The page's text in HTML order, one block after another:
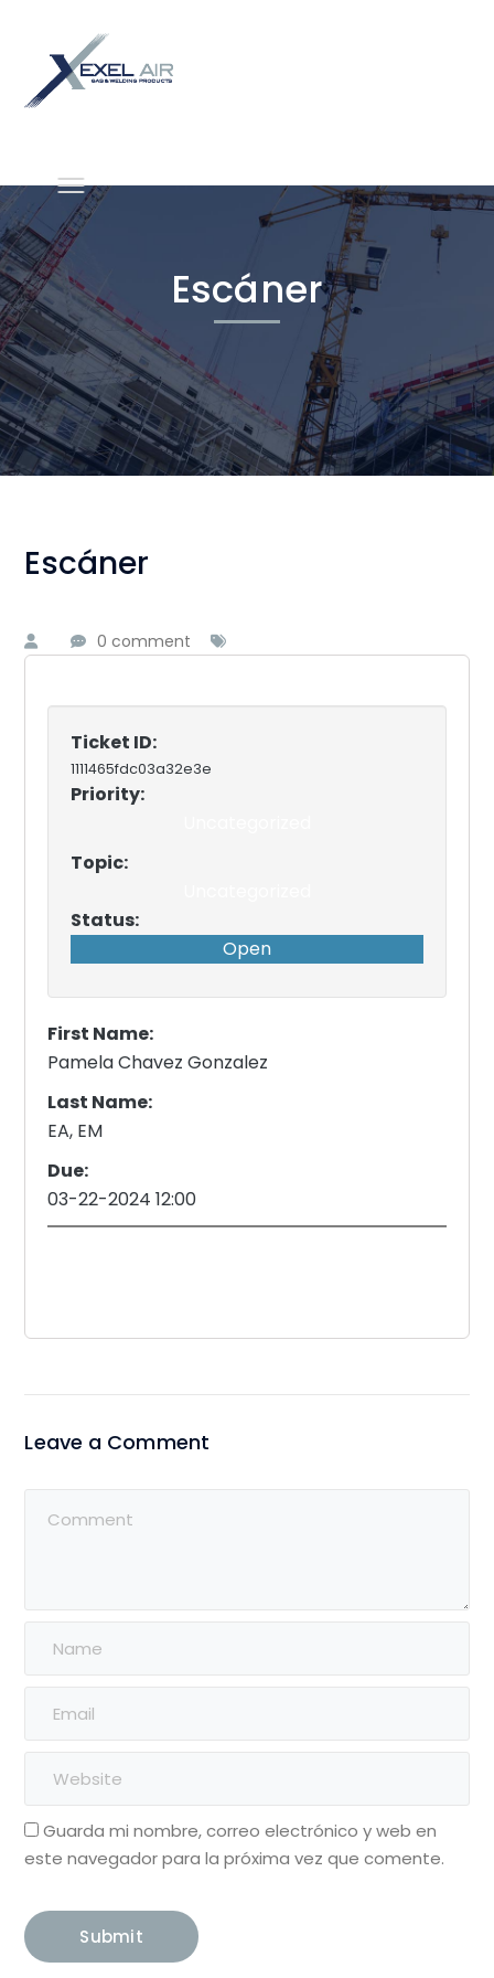
Escáner
Escáner
0 comment
Ticket ID:
1111465fdc03a32e3e
Priority:
Topic:
Status:
Open
First Name:
Pamela Chavez Gonzalez
Last Name:
EA, EM
Due:
03-22-2024 12:00
Leave a Comment
Guarda mi nombre, correo electrónico y web en
este navegador para la próxima vez que comente.